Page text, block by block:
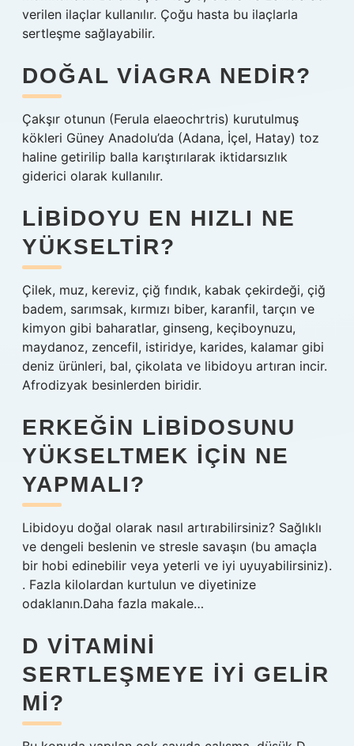
verilen ilaçlar kullanılır. Çoğu hasta bu ilaçlarla
sertleşme sağlayabilir.
DOĞAL VIAGRA NEDIR?
Çakşır otunun (Ferula elaeochrtris) kurutulmuş
kökleri Güney Anadolu’da (Adana, İçel, Hatay) toz
haline getirilip balla karıştırılarak iktidarsızlık
giderici olarak kullanılır.
LIBIDOYU EN HIZLI NE
YÜKSELTIR?
Çilek, muz, kereviz, çiğ fındık, kabak çekirdeği, çiğ
badem, sarımsak, kırmızı biber, karanfil, tarçın ve
kimyon gibi baharatlar, ginseng, keçiboynuzu,
maydanoz, zencefil, istiridye, karides, kalamar gibi
deniz ürünleri, bal, çikolata ve libidoyu artıran incir.
Afrodizyak besinlerden biridir.
ERKEĞIN LIBIDOSUNU
YÜKSELTMEK IÇIN NE
YAPMALI?
Libidoyu doğal olarak nasıl artırabilirsiniz? Sağlıklı
ve dengeli beslenin ve stresle savaşın (bu amaçla
bir hobi edinebilir veya yeterli ve iyi uyuyabilirsiniz).
. Fazla kilolardan kurtulun ve diyetinize
odaklanın.Daha fazla makale…
D VITAMINI
SERTLEŞMEYE IYI GELIR
MI?